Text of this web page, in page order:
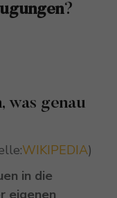
?
was genau
WIKIPEDIA)
in die
eigenen